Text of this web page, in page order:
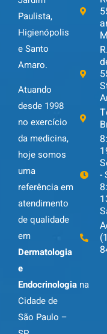
Paulista,
Higienópolis
e Santo
Amaro.
Atuando
desde 1998
no exercício
da medicina,
hoje somos
uma
referência em
atendimento
de qualidade
em
Dermatologia
e
Endocrinologia na
Cidade de
São Paulo –
-